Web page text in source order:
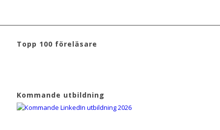
Topp 100 föreläsare
Kommande utbildning